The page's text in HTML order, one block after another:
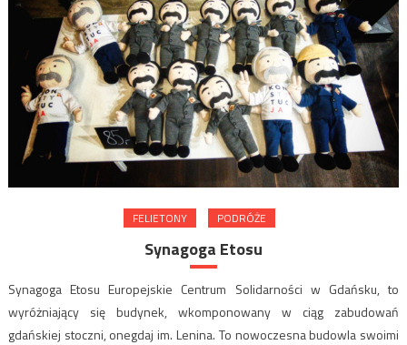
FELIETONY PODRÓŻE
Synagoga Etosu
Synagoga Etosu Europejskie Centrum Solidarności w Gdańsku, to
wyróżniający się budynek, wkomponowany w ciąg zabudowań
gdańskiej stoczni, onegdaj im. Lenina. To nowoczesna budowla swoimi